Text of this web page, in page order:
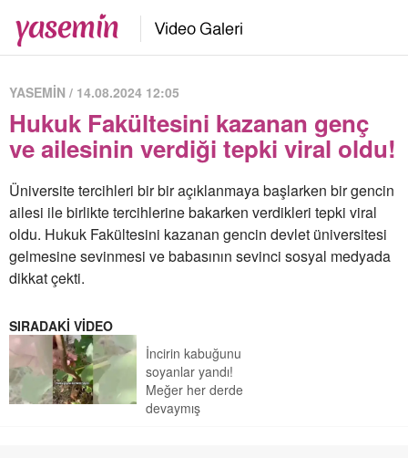
YASEMİN / 14.08.2024 12:05
Hukuk Fakültesini kazanan genç
ve ailesinin verdiği tepki viral oldu!
Üniversite tercihleri bir bir açıklanmaya başlarken bir gencin
ailesi ile birlikte tercihlerine bakarken verdikleri tepki viral
oldu. Hukuk Fakültesini kazanan gencin devlet üniversitesi
gelmesine sevinmesi ve babasının sevinci sosyal medyada
dikkat çekti.
SIRADAKİ VİDEO
İncirin kabuğunu
soyanlar yandı!
Meğer her derde
devaymış